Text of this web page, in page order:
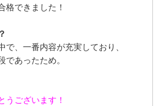
格できました！
で、一番内容が充実しており、
であったため。
うございます！